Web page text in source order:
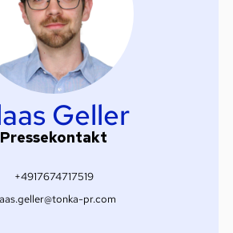
Geller
Pressekontakt
+4917674717519
pr.com